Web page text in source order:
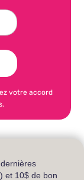
votre accord
et 10$ de bon